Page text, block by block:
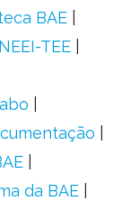
BAE
TEE
da BAE